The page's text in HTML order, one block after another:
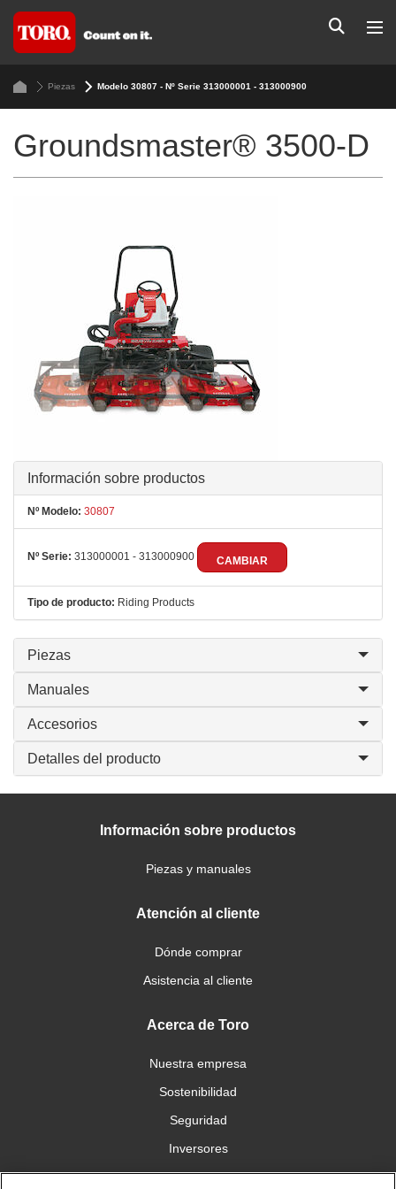
Piezas Modelo 30807 - Nº Serie 313000001 - 313000900
Groundsmaster® 3500-D
Información sobre productos
Nº Modelo: 30807
Nº Serie: 313000001 - 313000900 CAMBIAR
Tipo de producto: Riding Products
Piezas
Manuales
Accesorios
Detalles del producto
Información sobre productos
Piezas y manuales
Atención al cliente
Dónde comprar
Asistencia al cliente
Acerca de Toro
Nuestra empresa
Sostenibilidad
Seguridad
Inversores
Trabajo